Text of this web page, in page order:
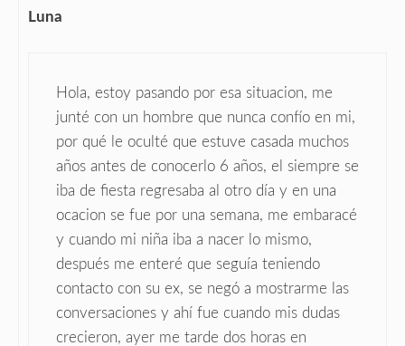
Luna
Hola, estoy pasando por esa situacion, me
junté con un hombre que nunca confío en mi,
por qué le oculté que estuve casada muchos
años antes de conocerlo 6 años, el siempre se
iba de fiesta regresaba al otro día y en una
ocacion se fue por una semana, me embaracé
y cuando mi niña iba a nacer lo mismo,
después me enteré que seguía teniendo
contacto con su ex, se negó a mostrarme las
conversaciones y ahí fue cuando mis dudas
crecieron, ayer me tarde dos horas en